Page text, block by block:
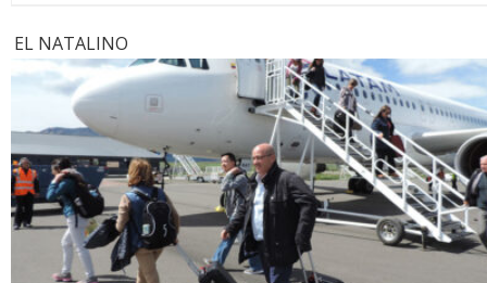
EL NATALINO